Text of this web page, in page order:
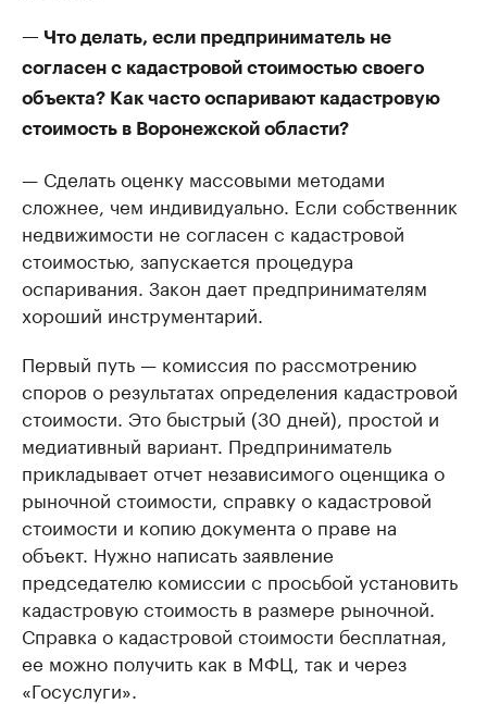
— Что делать, если предприниматель не
согласен с кадастровой стоимостью своего
объекта? Как часто оспаривают кадастровую
стоимость в Воронежской области?
— Сделать оценку массовыми методами
сложнее, чем индивидуально. Если собственник
недвижимости не согласен с кадастровой
стоимостью, запускается процедура
оспаривания. Закон дает предпринимателям
хороший инструментарий.
Первый путь — комиссия по рассмотрению
споров о результатах определения кадастровой
стоимости. Это быстрый (30 дней), простой и
медиативный вариант. Предприниматель
прикладывает отчет независимого оценщика о
рыночной стоимости, справку о кадастровой
стоимости и копию документа о праве на
объект. Нужно написать заявление
председателю комиссии с просьбой установить
кадастровую стоимость в размере рыночной.
Справка о кадастровой стоимости бесплатная,
ее можно получить как в МФЦ, так и через
«Госуслуги».